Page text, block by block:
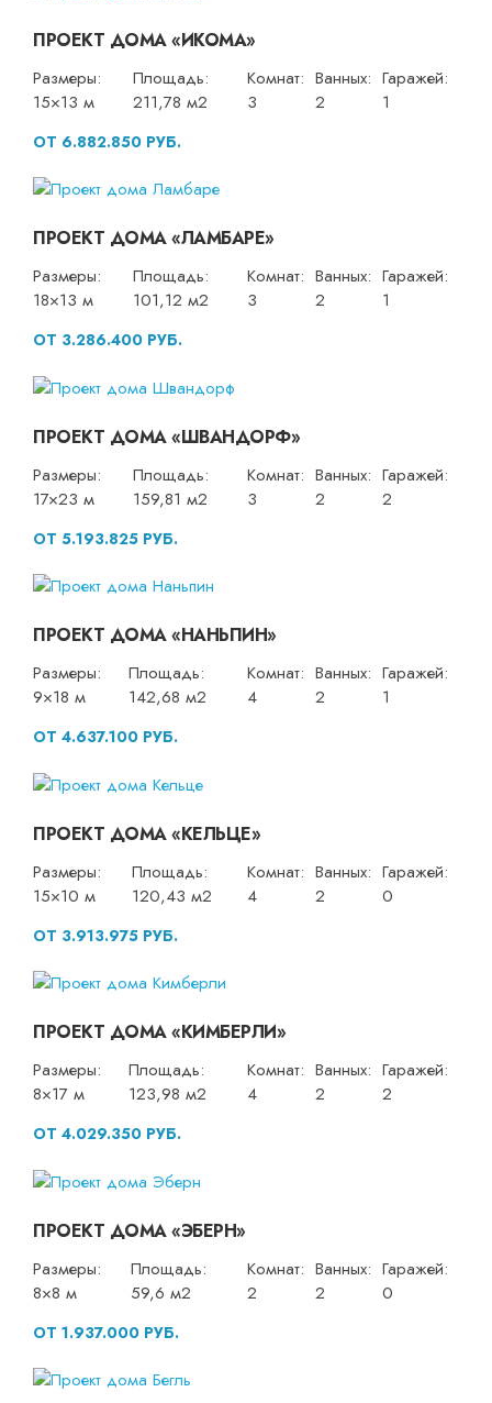
ПРОЕКТ ДОМА «ИКОМА»
Размеры:
15×13 м
Площадь:
211,78 м2
Комнат:
3
Ванных:
2
Гаражей:
1
ОТ 6.882.850 РУБ.
ПРОЕКТ ДОМА «ЛАМБАРЕ»
Размеры:
18×13 м
Площадь:
101,12 м2
Комнат:
3
Ванных:
2
Гаражей:
1
ОТ 3.286.400 РУБ.
ПРОЕКТ ДОМА «ШВАНДОРФ»
Размеры:
17×23 м
Площадь:
159,81 м2
Комнат:
3
Ванных:
2
Гаражей:
2
ОТ 5.193.825 РУБ.
ПРОЕКТ ДОМА «НАНЬПИН»
Размеры:
9×18 м
Площадь:
142,68 м2
Комнат:
4
Ванных:
2
Гаражей:
1
ОТ 4.637.100 РУБ.
ПРОЕКТ ДОМА «КЕЛЬЦЕ»
Размеры:
15×10 м
Площадь:
120,43 м2
Комнат:
4
Ванных:
2
Гаражей:
0
ОТ 3.913.975 РУБ.
ПРОЕКТ ДОМА «КИМБЕРЛИ»
Размеры:
8×17 м
Площадь:
123,98 м2
Комнат:
4
Ванных:
2
Гаражей:
2
ОТ 4.029.350 РУБ.
ПРОЕКТ ДОМА «ЭБЕРН»
Размеры:
8×8 м
Площадь:
59,6 м2
Комнат:
2
Ванных:
2
Гаражей:
0
ОТ 1.937.000 РУБ.